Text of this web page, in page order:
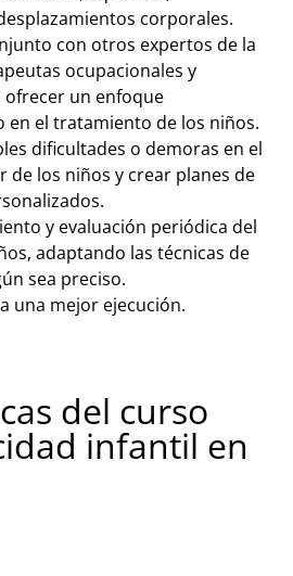
corporales.
con otros expertos de la
ocupacionales y
ofrecer un enfoque
en el tratamiento de los niños.
dificultades o demoras en el
los niños y crear planes de
y evaluación periódica del
adaptando las técnicas de
sea preciso.
una mejor ejecución.
del curso
infantil en